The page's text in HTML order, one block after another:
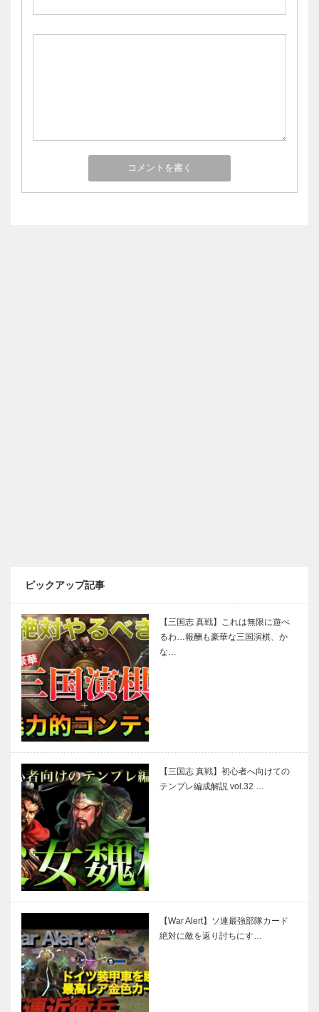
ピックアップ記事
【三国志 真戦】これは無限に遊べ
るわ…報酬も豪華な三国演棋、か
な…
【三国志 真戦】初心者へ向けての
テンプレ編成解説 vol.32 …
【War Alert】ソ連最強部隊カード
絶対に敵を返り討ちにす…